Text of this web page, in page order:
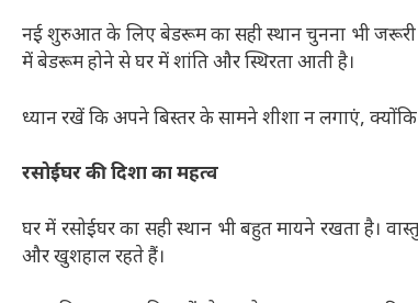
नई शुरुआत के लिए बेडरूम का सही स्थान चुनना भी जरूरी
में बेडरूम होने से घर में शांति और स्थिरता आती है।
ध्यान रखें कि अपने बिस्तर के सामने शीशा न लगाएं,
रसोईघर की दिशा का महत्व
घर में रसोईघर का सही स्थान भी बहुत मायने रखता है।
और खुशहाल रहते हैं।